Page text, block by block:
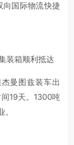
国际物流快捷
装箱顺利抵达
曼图兹装车出
19天。1300吨